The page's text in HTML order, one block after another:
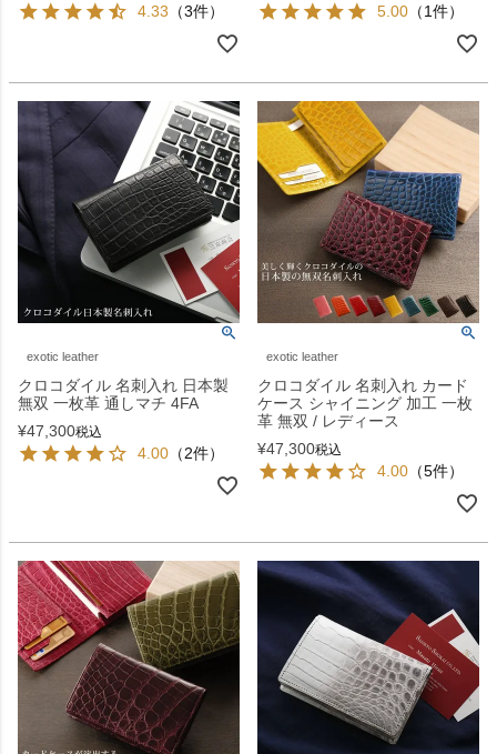
4.33 （3件） 5.00 （1件）
exotic leather
クロコダイル 名刺入れ 日本製
無双 一枚革 通しマチ 4FA
¥47,300税込
4.00 （2件）
exotic leather
クロコダイル 名刺入れ カード
ケース シャイニング 加工 一枚
革 無双 / レディース
¥47,300税込
4.00 （5件）